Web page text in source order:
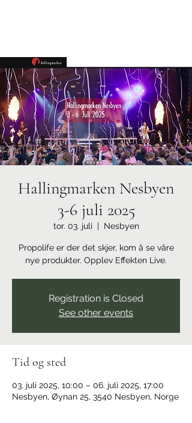
Hallingmarken Nesbyen
3-6 juli 2025
tor. 03. juli
  |
Nesbyen
Propolife er der det skjer, kom å se våre
nye produkter. Opplev Effekten Live.
Registration is Closed
See other events
Tid og sted
03. juli 2025, 10:00 – 06. juli 2025, 17:00
Nesbyen, Øynan 25, 3540 Nesbyen, Norge